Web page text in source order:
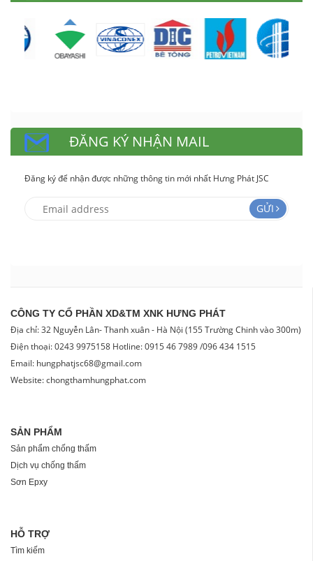
ĐĂNG KÝ NHẬN MAIL
Đăng ký để nhận được những thông tin mới nhất Hưng Phát JSC
GỬI
CÔNG TY CỔ PHẦN XD&TM XNK HƯNG PHÁT
Địa chỉ: 32 Nguyễn Lân- Thanh xuân - Hà Nội (155 Trường Chinh vào 300m)
Điện thoại: 0243 9975158 Hotline: 0915 46 7989 /096 434 1515
Email: hungphatjsc68@gmail.com
Website: chongthamhungphat.com
SẢN PHẨM
Sản phẩm chống thấm
Dịch vụ chống thấm
Sơn Epxy
HỖ TRỢ
Tìm kiếm